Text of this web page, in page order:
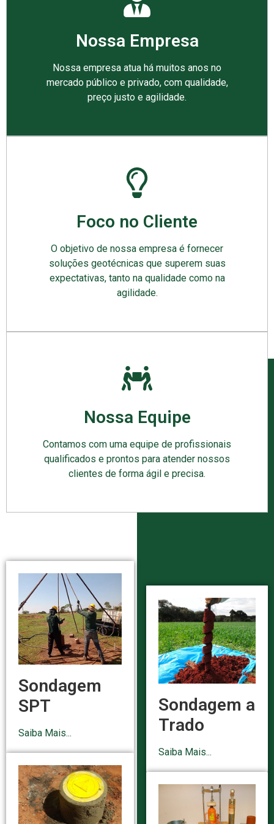
Nossa Empresa
Nossa empresa atua há muitos anos no
mercado público e privado, com qualidade,
preço justo e agilidade.
Foco no Cliente
O objetivo de nossa empresa é fornecer
soluções geotécnicas que superem suas
expectativas, tanto na qualidade como na
agilidade.
Nossa Equipe
Contamos com uma equipe de profissionais
qualificados e prontos para atender nossos
clientes de forma ágil e precisa.
Sondagem
SPT
Saiba Mais...
Sondagem a
Trado
Saiba Mais...